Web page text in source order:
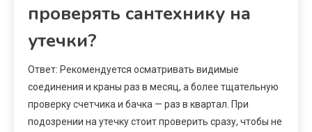
проверять сантехнику на
утечки?
Ответ: Рекомендуется осматривать видимые
соединения и краны раз в месяц, а более тщательную
проверку счетчика и бачка — раз в квартал. При
подозрении на утечку стоит проверить сразу, чтобы не